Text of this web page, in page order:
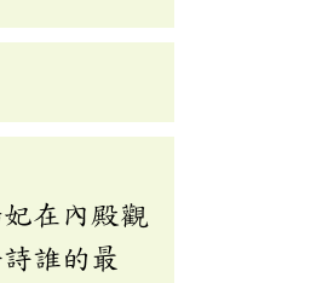
在內殿觀
誰的最